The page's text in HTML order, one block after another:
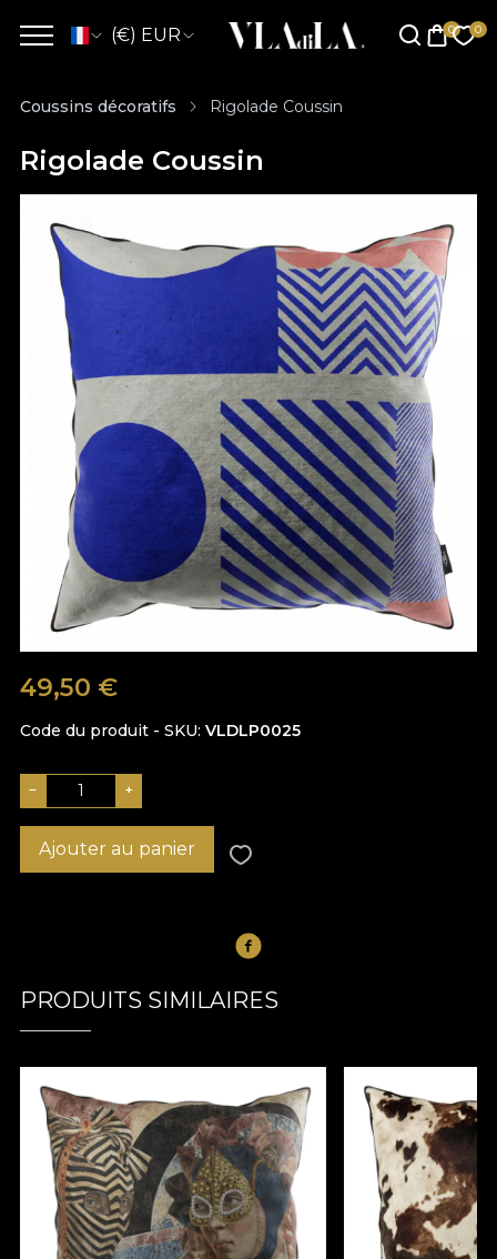
(€) EUR
Coussins décoratifs Rigolade Coussin
Rigolade Coussin
49,50 €
Code du produit - SKU VLDLP0025
− +
Ajouter au panier
PRODUITS SIMILAIRES